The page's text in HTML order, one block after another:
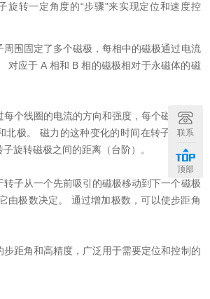
旋转一定角度的“步骤"来实现定位和速度控
周围固定了多个磁极，每相中的磁极通过电流
对应于 A 相和 B 相的磁极相对于永磁体的磁
个线圈的电流的方向和强度，每个磁极在一
北极。 磁力的这种变化的时间在转子的永磁
旋转磁极之间的距离（台阶）。
子从一个先前吸引的磁极移动到下一个磁极
由极数决定。 通过增加极数，可以使步距角
距角和高精度，广泛用于需要定位和控制的
联系
顶部